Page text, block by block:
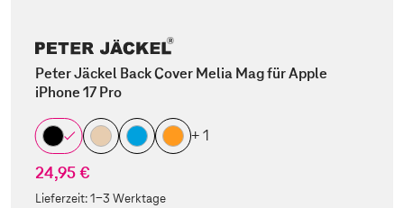
Peter Jäckel Back Cover Melia Mag für Apple
iPhone 17 Pro
+ 1
24,95 €
Lieferzeit:1-3 Werktage